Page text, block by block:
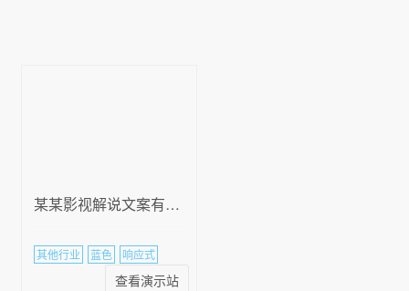
某某影视解说文案有限公司
其他行业 蓝色 响应式
查看演示站